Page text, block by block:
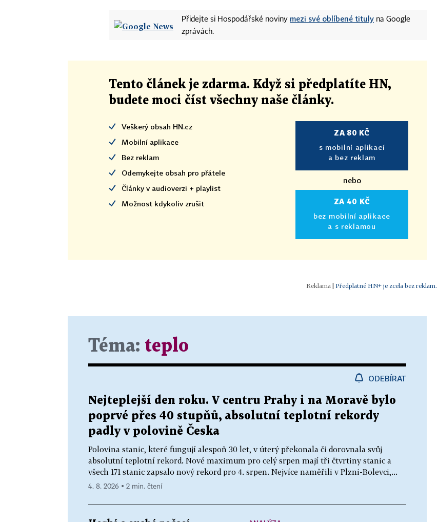
Přidejte si Hospodářské noviny mezi své oblíbené tituly na Google
zprávách.
Tento článek je zdarma. Když si předplatíte HN,
budete moci číst všechny naše články.
Veškerý obsah HN.cz
Mobilní aplikace
Bez reklam
Odemykejte obsah pro přátele
Články v audioverzi + playlist
Možnost kdykoliv zrušit
ZA 80 KČ
s mobilní aplikací
a bez reklam
nebo
ZA 40 KČ
bez mobilní aplikace
a s reklamou
| Předplatné HN+ je zcela bez reklam.
Téma: teplo
ODEBÍRAT
Nejteplejší den roku. V centru Prahy i na Moravě bylo
poprvé přes 40 stupňů, absolutní teplotní rekordy
padly v polovině Česka
Polovina stanic, které fungují alespoň 30 let, v úterý překonala či dorovnala svůj
absolutní teplotní rekord. Nové maximum pro celý srpen mají tři čtvrtiny stanic a
všech 171 stanic zapsalo nový rekord pro 4. srpen. Nejvíce naměřili v Plzni-Bolevci,...
4. 8. 2026 ▪ 2 min. čtení